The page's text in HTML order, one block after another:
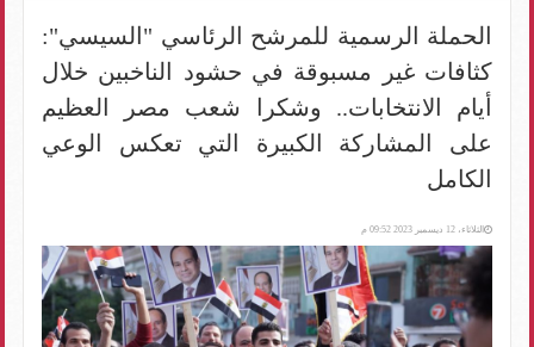
الحملة الرسمية للمرشح الرئاسي "السيسي":
كثافات غير مسبوقة في حشود الناخبين خلال
أيام الانتخابات.. وشكرا شعب مصر العظيم
على المشاركة الكبيرة التي تعكس الوعي
الكامل
الثلاثاء، 12 ديسمبر 2023 09:52 م